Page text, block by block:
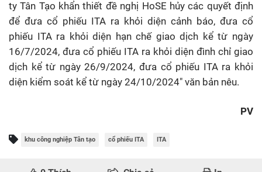
ty Tân Tạo khẩn thiết đề nghị HoSE hủy các quyết định
để đưa cổ phiếu ITA ra khỏi diện cảnh báo, đưa cổ
phiếu ITA ra khỏi diện hạn chế giao dịch kể từ ngày
16/7/2024, đưa cổ phiếu ITA ra khỏi diện đình chỉ giao
dịch kể từ ngày 26/9/2024, đưa cổ phiếu ITA ra khỏi
diện kiểm soát kể từ ngày 24/10/2024" văn bản nêu.
PV
khu công nghiệp Tân tạo cổ phiếu ITA ITA